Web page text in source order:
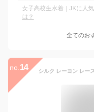
女子高校生水着｜JKに人
は？
全てのお
no. 14